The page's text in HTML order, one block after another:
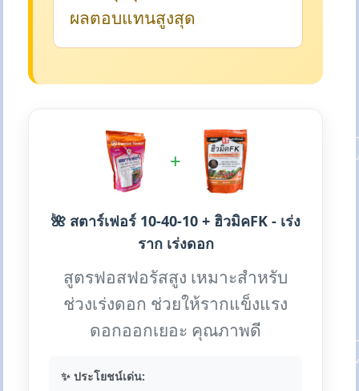
ผลตอบแทนสูงสุด
+
🌺 สตาร์เฟอร์ 10-40-10 + ฮิวมิคFK - เร่ง
ราก เร่งดอก
สูตรฟอสฟอรัสสูง เหมาะสำหรับ
ช่วงเร่งดอก ช่วยให้รากแข็งแรง
ดอกออกเยอะ คุณภาพดี
✨ ประโยชน์เด่น: